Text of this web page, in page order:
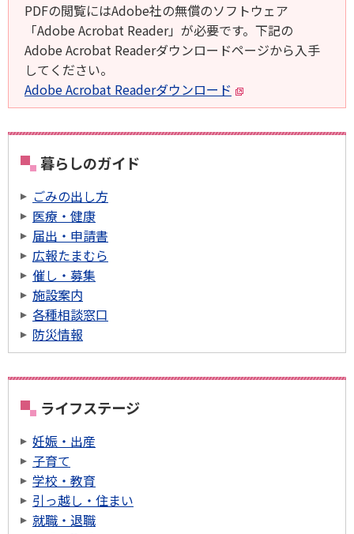
PDFの閲覧にはAdobe社の無償のソフトウェア
「Adobe Acrobat Reader」が必要です。下記の
Adobe Acrobat Readerダウンロードページから入手
してください。
Adobe Acrobat Readerダウンロード
暮らしのガイド
ごみの出し方
医療・健康
届出・申請書
広報たまむら
催し・募集
施設案内
各種相談窓口
防災情報
ライフステージ
妊娠・出産
子育て
学校・教育
引っ越し・住まい
就職・退職